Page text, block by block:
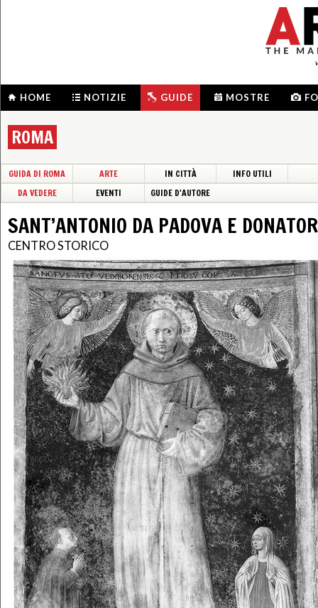
HOME NOTIZIE GUIDE MOSTRE
ROMA
GUIDA DI ROMA ARTE IN CITTÀ
INFO UTILI
DA VEDERE
EVENTI GUIDE D'AUTORE
SANT’ANTONIO DA PADOVA E
CENTRO STORICO